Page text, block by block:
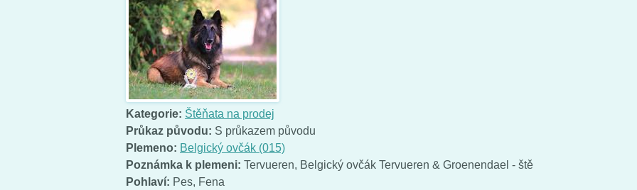
Kategorie: Štěňata na prodej
Průkaz původu: S průkazem původu
Plemeno: Belgický ovčák (015)
Poznámka k plemeni: Tervueren, Belgický ovčák Tervueren & Groenendael - ště
Pohlaví: Pes, Fena